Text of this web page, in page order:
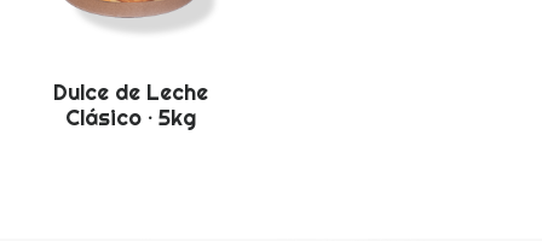
Dulce de Leche
Clásico · 5kg